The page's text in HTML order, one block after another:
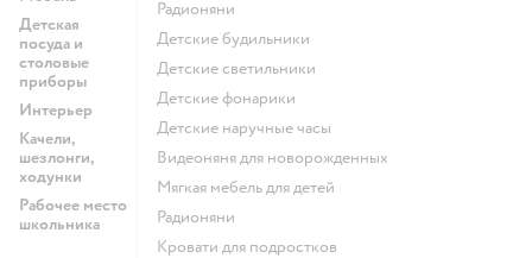
Детская
посуда и
столовые
приборы
Интерьер
Качели,
шезлонги,
ходунки
Рабочее место
школьника
Радионяни
Детские будильники
Детские светильники
Детские фонарики
Детские наручные часы
Видеоняня для новорожденных
Мягкая мебель для детей
Радионяни
Кровати для подростков